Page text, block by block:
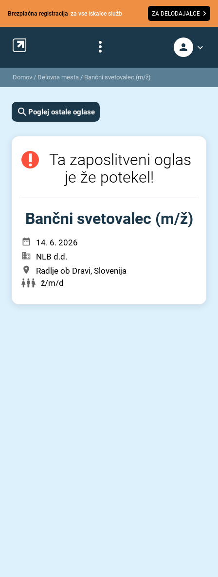
Brezplačna registracija za vse iskalce služb ZA DELODAJALCE
Domov / Delovna mesta / Bančni svetovalec (m/ž)
Poglej ostale oglase
Ta zaposlitveni oglas
je že potekel!
Bančni svetovalec (m⁠/⁠ž)
14. 6. 2026
NLB d.d.
Radlje ob Dravi, Slovenija
ž/m/d